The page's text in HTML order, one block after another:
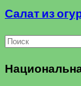
Салат из